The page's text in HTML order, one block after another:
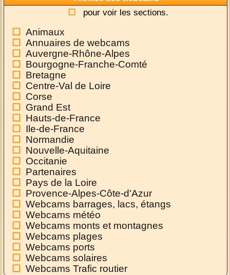
pour voir les sections.
Animaux
Annuaires de webcams
Auvergne-Rhône-Alpes
Bourgogne-Franche-Comté
Bretagne
Centre-Val de Loire
Corse
Grand Est
Hauts-de-France
Ile-de-France
Normandie
Nouvelle-Aquitaine
Occitanie
Partenaires
Pays de la Loire
Provence-Alpes-Côte-d'Azur
Webcams barrages, lacs, étangs
Webcams météo
Webcams monts et montagnes
Webcams plages
Webcams ports
Webcams solaires
Webcams Trafic routier